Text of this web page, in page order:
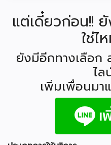
แต่เดี๋ยวก่อน!!
ใช่ไ
ยังมีอีกทางเลือก
ไล
เพิ่มเพื่อนมา